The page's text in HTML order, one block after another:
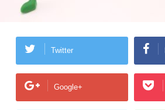
Twitter
Google+